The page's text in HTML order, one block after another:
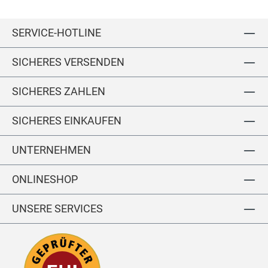
SERVICE-HOTLINE
SICHERES VERSENDEN
SICHERES ZAHLEN
SICHERES EINKAUFEN
UNTERNEHMEN
ONLINESHOP
UNSERE SERVICES